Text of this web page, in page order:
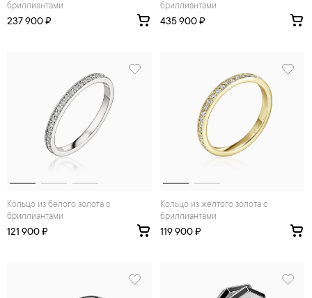
бриллиантами
237 900 ₽
бриллиантами
435 900 ₽
Кольцо из белого золота с
бриллиантами
121 900 ₽
Кольцо из желтого золота с
бриллиантами
119 900 ₽